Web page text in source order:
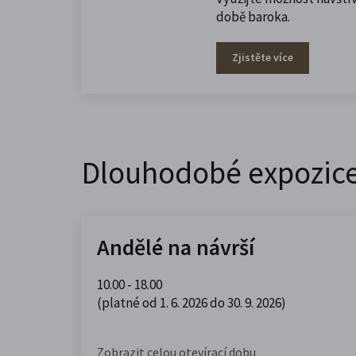
době baroka.
Zjistěte více
Dlouhodobé
Andělé na návrší
10.00 - 18.00
(platné od 1. 6. 2026 do 30. 9. 2026)
Zobrazit celou otevírací dobu